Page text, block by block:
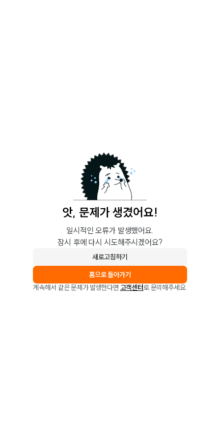
앗, 문제가 생겼어요!
일시적인 오류가 발생했어요.
잠시 후에 다시 시도해주시겠어요?
새로고침하기
홈으로 돌아가기
계속해서 같은 문제가 발생한다면 고객센터로 문의해주세요.